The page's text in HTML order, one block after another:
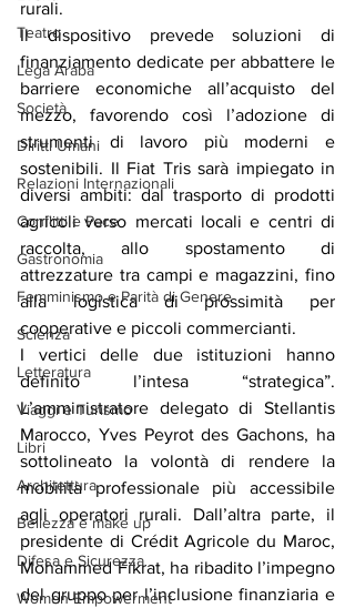
Teatro
Lega Araba
Società
Diritti Umani
Relazioni Internazionali
Conflitti e Pace
Gastronomia
Femminismo e Parità di Genere
Scienza
Letteratura
Viaggi e Turismo
Libri
Architettura
Bellezza e make up
Difesa e Sicurezza
Women Empowerment
rurali.
Il dispositivo prevede soluzioni di
finanziamento dedicate per abbattere le
barriere economiche all’acquisto del
mezzo, favorendo così l’adozione di
strumenti di lavoro più moderni e
sostenibili. Il Fiat Tris sarà impiegato in
diversi ambiti: dal trasporto di prodotti
agricoli verso mercati locali e centri di
raccolta, allo spostamento di
attrezzature tra campi e magazzini, fino
alla logistica di prossimità per
cooperative e piccoli commercianti.
I vertici delle due istituzioni hanno
definito l’intesa “strategica”.
L’amministratore delegato di Stellantis
Marocco, Yves Peyrot des Gachons, ha
sottolineato la volontà di rendere la
mobilità professionale più accessibile
agli operatori rurali. Dall’altra parte, il
presidente di Crédit Agricole du Maroc,
Mohammed Fikrat, ha ribadito l’impegno
del gruppo per l’inclusione finanziaria e